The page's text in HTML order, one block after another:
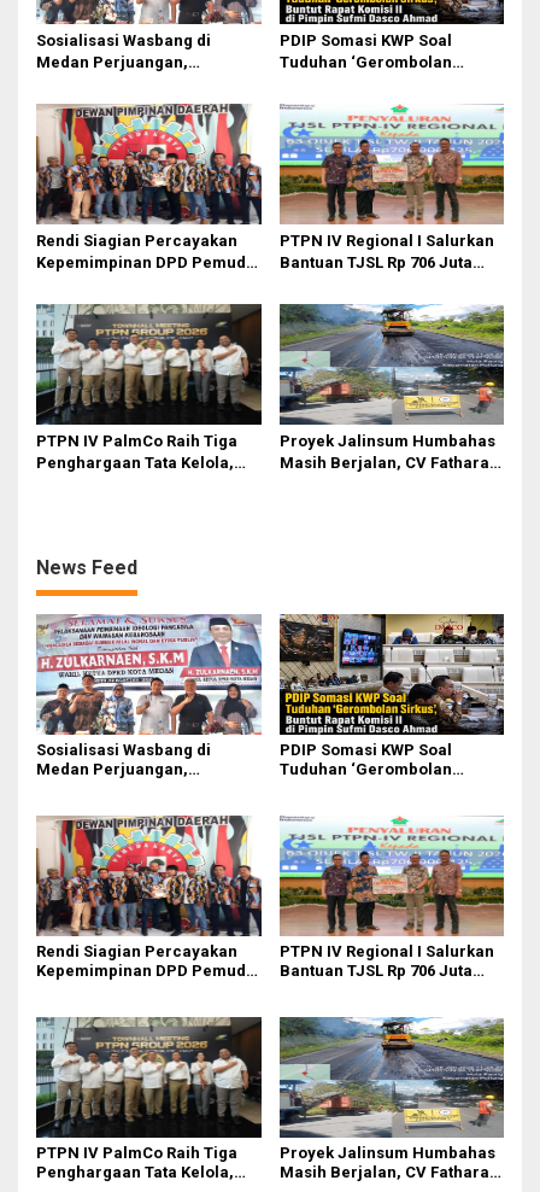
Sosialisasi Wasbang di
Medan Perjuangan,
Perjuangkan Ruang Bermain
Anak
PDIP Somasi KWP Soal
Tuduhan ‘Gerombolan
II Dipimpin Sufmi Dasco
Ahmad
Rendi Siagian Percayakan
Kepemimpinan DPD Pemuda
kepada Josef Sembiring
PTPN IV Regional I Salurkan
Bantuan TJSL Rp 706 Juta
Berkelanjutan
PTPN IV PalmCo Raih Tiga
Penghargaan Tata Kelola,
Proyek Jalinsum Humbahas
Masih Berjalan, CV Fathara
News Feed
Sosialisasi Wasbang di
Medan Perjuangan,
Anak
PDIP Somasi KWP Soal
Tuduhan ‘Gerombolan
Ahmad
Rendi Siagian Percayakan
Kepemimpinan DPD Pemuda
PTPN IV Regional I Salurkan
Bantuan TJSL Rp 706 Juta
PTPN IV PalmCo Raih Tiga
Penghargaan Tata Kelola,
Proyek Jalinsum Humbahas
Masih Berjalan, CV Fathara